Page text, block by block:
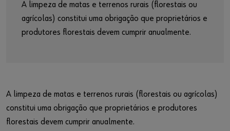
A limpeza de matas e terrenos rurais (florestais ou
agrícolas) constitui uma obrigação que proprietários e
produtores florestais devem cumprir anualmente.
A limpeza de matas e terrenos rurais (florestais ou agrícolas)
constitui uma obrigação que proprietários e produtores
florestais devem cumprir anualmente.